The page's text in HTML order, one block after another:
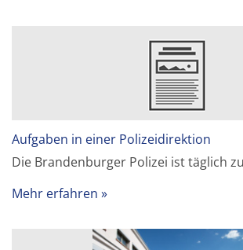
Aufgaben in einer Polizeidirektion
Die Brandenburger Polizei ist täglich
Mehr erfahren